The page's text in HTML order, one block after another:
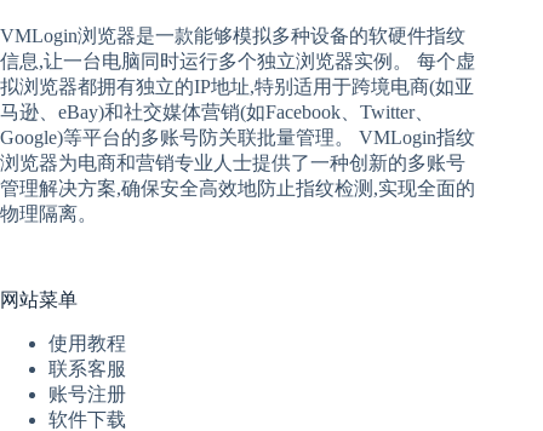
VMLogin浏览器是一款能够模拟多种设备的软硬件指纹
信息,让一台电脑同时运行多个独立浏览器实例。 每个虚
拟浏览器都拥有独立的IP地址,特别适用于跨境电商(如亚
马逊、eBay)和社交媒体营销(如Facebook、Twitter、
Google)等平台的多账号防关联批量管理。 VMLogin指纹
浏览器为电商和营销专业人士提供了一种创新的多账号
管理解决方案,确保安全高效地防止指纹检测,实现全面的
物理隔离。
网站菜单
使用教程
联系客服
账号注册
软件下载